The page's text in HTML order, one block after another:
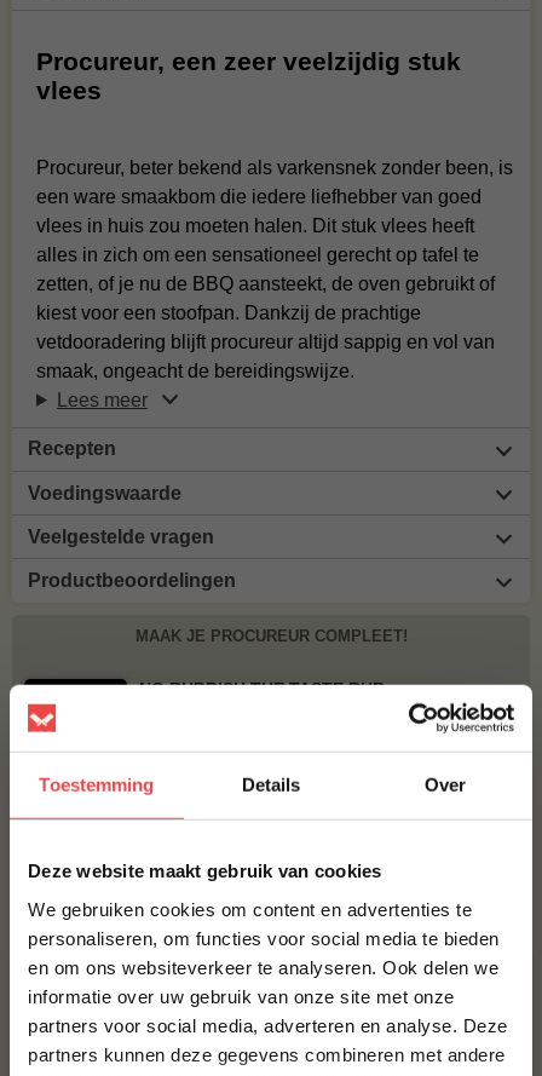
Toestemming Details Over
Deze website maakt gebruik van cookies
We gebruiken cookies om content en advertenties te
personaliseren, om functies voor social media te bieden
en om ons websiteverkeer te analyseren. Ook delen we
informatie over uw gebruik van onze site met onze
partners voor social media, adverteren en analyse. Deze
partners kunnen deze gegevens combineren met andere
Procureur, een zeer veelzijdig stuk
vlees
Procureur, beter bekend als varkensnek zonder been, is
een ware smaakbom die iedere liefhebber van goed
vlees in huis zou moeten halen. Dit stuk vlees heeft
alles in zich om een sensationeel gerecht op tafel te
zetten, of je nu de BBQ aansteekt, de oven gebruikt of
kiest voor een stoofpan. Dankzij de prachtige
vetdooradering blijft procureur altijd sappig en vol van
smaak, ongeacht de bereidingswijze.
Lees meer
Recepten
Voedingswaarde
Veelgestelde vragen
Productbeoordelingen
MAAK JE PROCUREUR COMPLEET!
NO RUBBISH THE TASTE RUB
€ 10,95
BBQUALITY PORK RUB
Bestel alles
10% korting op je
eerste bestelling*
Schrijf je in voor onze nieuwsbrief en ontvang direct
10% korting op jouw eerste bestelling.